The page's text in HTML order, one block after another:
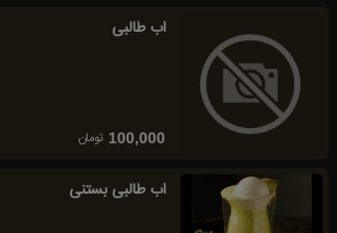
اب طالبی
100,000 تومان
اب طالبی بستنی